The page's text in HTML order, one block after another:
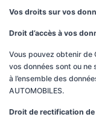
Vos droits sur vos
Droit d’accès à vos
Vous pouvez obtenir de
vos données sont ou ne
à l’ensemble des
AUTOMOBILES.
Droit de rectification